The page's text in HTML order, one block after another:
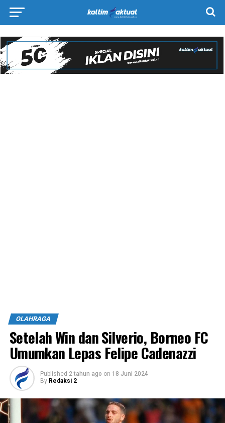
OLAHRAGA
Setelah Win dan Silverio, Borneo FC
Umumkan Lepas Felipe Cadenazzi
Published 2 tahun ago on 18 Juni 2024
By Redaksi 2